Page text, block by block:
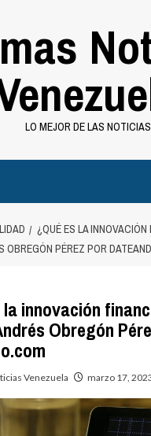
LO MEJOR DE LAS NOTICIAS
¿QUÉ ES LA
OBREGÓN PÉREZ POR
la innovación
Obregón
Venezuela marzo 17,